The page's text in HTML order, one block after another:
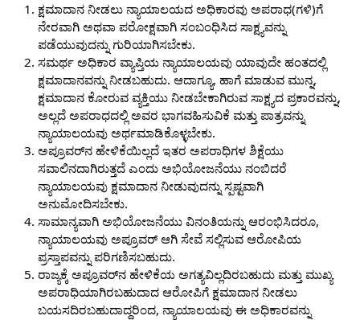
ಕ್ಷಮಾದಾನ ನೀಡಲು ನ್ಯಾಯಾಲಯದ ಅಧಿಕಾರವು ಅಪರಾಧ(ಗಳಿ)ಗೆ
ನೇರವಾಗಿ ಅಥವಾ ಪರೋಕ್ಷವಾಗಿ ಸಂಬಂಧಿಸಿದ ಸಾಕ್ಷ್ಯವನ್ನು
ಪಡೆಯುವುದನ್ನು ಗುರಿಯಾಗಿಸಬೇಕು.
ಸಮರ್ಥ ಅಧಿಕಾರ ವ್ಯಾಪ್ತಿಯ ನ್ಯಾಯಾಲಯವು ಯಾವುದೇ ಹಂತದಲ್ಲಿ
ಕ್ಷಮಾದಾನವನ್ನು ನೀಡಬಹುದು. ಆದಾಗ್ಯೂ, ಹಾಗೆ ಮಾಡುವ ಮುನ್ನ,
ಕ್ಷಮಾದಾನ ಕೋರುವ ವ್ಯಕ್ತಿಯು ನೀಡಬೇಕಾಗಿರುವ ಸಾಕ್ಷ್ಯದ ಪ್ರಕಾರವನ್ನು,
ಅಲ್ಲದೆ ಅಪರಾಧದಲ್ಲಿ ಅವರ ಭಾಗವಹಿಸುವಿಕೆ ಮತ್ತು ಪಾತ್ರವನ್ನು
ನ್ಯಾಯಾಲಯವು ಅರ್ಥಮಾಡಿಕೊಳ್ಳಬೇಕು.
ಅಪ್ರೂವರ್‌ನ ಹೇಳಿಕೆಯಿಲ್ಲದೆ ಇತರ ಅಪರಾಧಿಗಳ ಶಿಕ್ಷೆಯು
ಸವಾಲಿನದಾಗಿರುತ್ತದೆ ಎಂದು ಅಭಿಯೋಜನೆಯು ನಂಬಿದರೆ
ನ್ಯಾಯಾಲಯವು ಕ್ಷಮಾದಾನ ನೀಡುವುದನ್ನು ಸ್ಪಷ್ಟವಾಗಿ
ಅನುಮೋದಿಸಬೇಕು.
ಸಾಮಾನ್ಯವಾಗಿ ಅಭಿಯೋಜನೆಯು ವಿನಂತಿಯನ್ನು ಆರಂಭಿಸಿದರೂ,
ನ್ಯಾಯಾಲಯವು ಅಪ್ರೂವರ್ ಆಗಿ ಸೇವೆ ಸಲ್ಲಿಸುವ ಆರೋಪಿಯ
ಪ್ರಸ್ತಾಪವನ್ನು ಪರಿಗಣಿಸಬಹುದು.
ರಾಜ್ಯಕ್ಕೆ ಅಪ್ರೂವರ್‌ನ ಹೇಳಿಕೆಯ ಅಗತ್ಯವಿಲ್ಲದಿರಬಹುದು ಮತ್ತು ಮುಖ್ಯ
ಅಪರಾಧಿಯಾಗಿರಬಹುದಾದ ಆರೋಪಿಗೆ ಕ್ಷಮಾದಾನ ನೀಡಲು
ಬಯಸದಿರಬಹುದಾದ್ದರಿಂದ, ನ್ಯಾಯಾಲಯವು ಈ ಅಧಿಕಾರವನ್ನು